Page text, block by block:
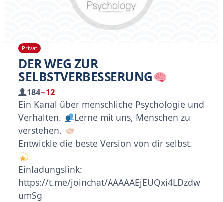
Privat
DER WEG ZUR
SELBSTVERBESSERUNG
184−12
Ein Kanal über menschliche Psychologie und
Verhalten.
Lerne mit uns, Menschen zu
verstehen.
Entwickle die beste Version von dir selbst.
Einladungslink:
https://t.me/joinchat/AAAAAEjEUQxi4LDzdw
umSg